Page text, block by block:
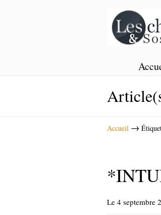
Accueil →
Le 4 septembre